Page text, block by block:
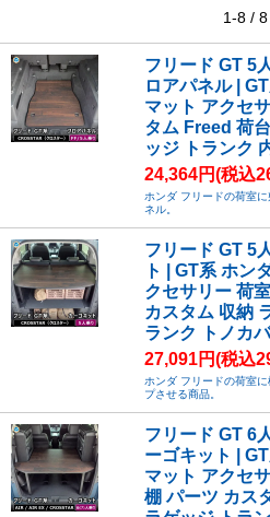
1-8 / 8
フリード GT 5
ロアパネル |
マット アクセ
タム Freed 荷
ッジ トランク
24,364円(税込
ホンダ フリードの荷室
ネル。
フリード GT 5
ト | GT系 ホン
クセサリー 荷
カスタム 収納
ランク トノカ
27,091円(税込
ホンダ フリードの荷室
プさせる商品。
フリード GT 6
ーゴキット |
マット アクセ
棚 パーツ カス